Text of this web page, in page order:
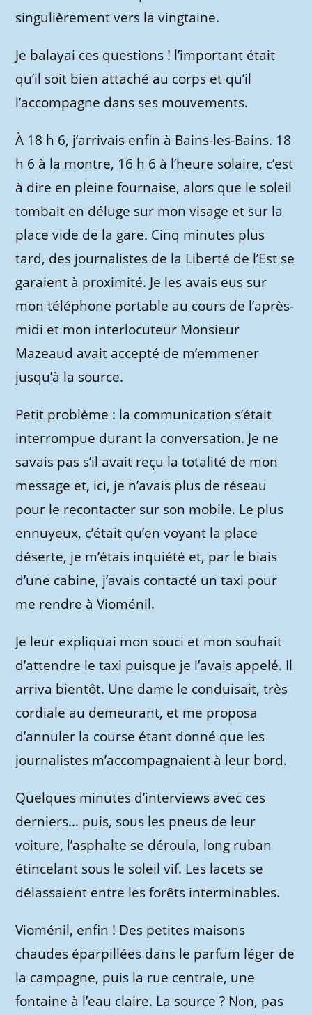
singulièrement vers la vingtaine.
Je balayai ces questions ! l’important était
qu’il soit bien attaché au corps et qu’il
l’accompagne dans ses mouvements.
À 18 h 6, j’arrivais enfin à Bains-les-Bains. 18
h 6 à la montre, 16 h 6 à l’heure solaire, c’est
à dire en pleine fournaise, alors que le soleil
tombait en déluge sur mon visage et sur la
place vide de la gare. Cinq minutes plus
tard, des journalistes de la Liberté de l’Est se
garaient à proximité. Je les avais eus sur
mon téléphone portable au cours de l’après-
midi et mon interlocuteur Monsieur
Mazeaud avait accepté de m’emmener
jusqu’à la source.
Petit problème : la communication s’était
interrompue durant la conversation. Je ne
savais pas s’il avait reçu la totalité de mon
message et, ici, je n’avais plus de réseau
pour le recontacter sur son mobile. Le plus
ennuyeux, c’était qu’en voyant la place
déserte, je m’étais inquiété et, par le biais
d’une cabine, j’avais contacté un taxi pour
me rendre à Vioménil.
Je leur expliquai mon souci et mon souhait
d’attendre le taxi puisque je l’avais appelé. Il
arriva bientôt. Une dame le conduisait, très
cordiale au demeurant, et me proposa
d’annuler la course étant donné que les
journalistes m’accompagnaient à leur bord.
Quelques minutes d’interviews avec ces
derniers… puis, sous les pneus de leur
voiture, l’asphalte se déroula, long ruban
étincelant sous le soleil vif. Les lacets se
délassaient entre les forêts interminables.
Vioménil, enfin ! Des petites maisons
chaudes éparpillées dans le parfum léger de
la campagne, puis la rue centrale, une
fontaine à l’eau claire. La source ? Non, pas